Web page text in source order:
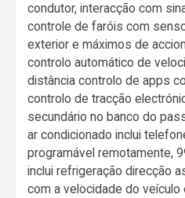
condutor, interacção com
controle de faróis com
exterior e máximos de
controlo automático de
distância controlo de apps
controlo de tracção
secundário no banco do
ar condicionado inclui
programável remotamente,
inclui refrigeração direcção
com a velocidade do veículo